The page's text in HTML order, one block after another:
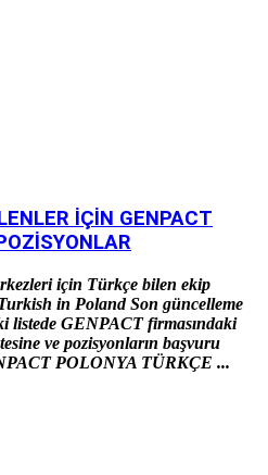
İÇİN GENPACT
için Türkçe bilen ekip
in Poland Son güncelleme
listede GENPACT firmasındaki
ve pozisyonların başvuru
POLONYA TÜRKÇE ...